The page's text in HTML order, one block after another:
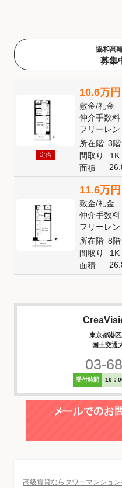
協和高
募集
定借
10.6万円
敷金/礼金
仲介手数料
フリーレン
所在階 3階
間取り
1K
面積
11.6万円
敷金/礼金
仲介手数料
フリーレン
所在階 8階
間取り
1K
面積
東京都港
国土交通
03-
受付時間 10：
高級賃貸ならタワーマンショ